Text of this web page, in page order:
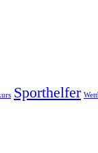
Sporthelfer